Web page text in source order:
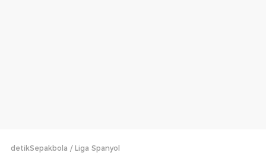
detikSepakbola Liga Spanyol